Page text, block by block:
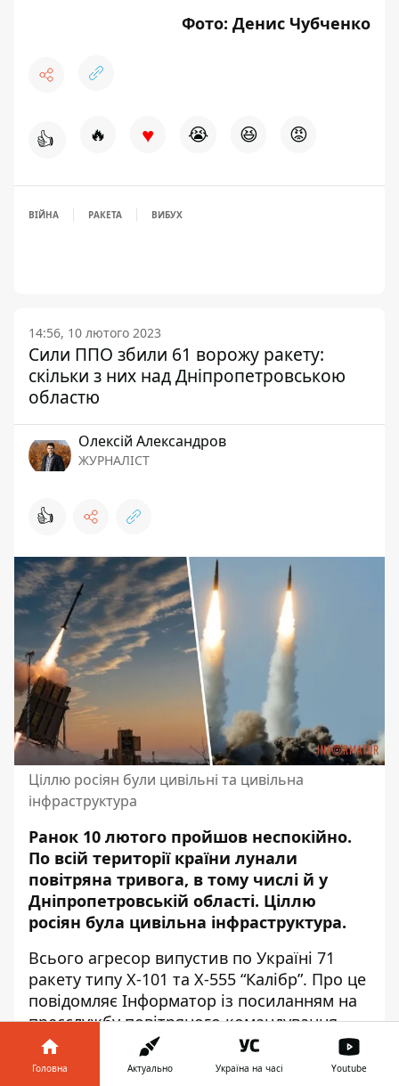
Фото: Денис Чубченко
👍 🔥 ♥ 😭 😆 😡
ВІЙНА РАКЕТА ВИБУХ
14:56, 10 лютого 2023
Сили ППО збили 61 ворожу ракету:
скільки з них над Дніпропетровською
областю
Олексій Александров
ЖУРНАЛІСТ
👍
Ціллю росіян були цивільні та цивільна
інфраструктура
Ранок 10 лютого пройшов неспокійно.
По всій території країни лунали
повітряна тривога, в тому числі й у
Дніпропетровській області. Ціллю
росіян була цивільна інфраструктура.
Всього агресор випустив по Україні 71
ракету типу Х-101 та Х-555 “Калібр”. Про це
повідомляє Інформатор із посиланням на
пресслужбу повітряного командування
“Схід”.
вдалося збити 61 ракету
Головна Актуально Україна на часі Youtube